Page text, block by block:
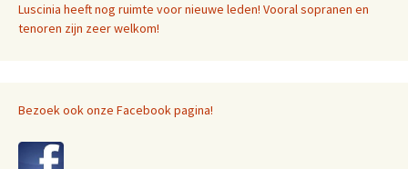
Luscinia heeft nog ruimte voor nieuwe leden! Vooral sopranen en
tenoren zijn zeer welkom!
Bezoek ook onze Facebook pagina!